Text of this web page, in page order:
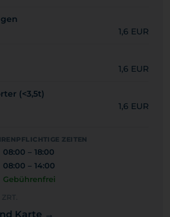
1,6 EUR
1,6 EUR
(<3,5t)
1,6 EUR
ZEITEN
08:00 – 18:00
08:00 – 14:00
Gebührenfrei
Karte →